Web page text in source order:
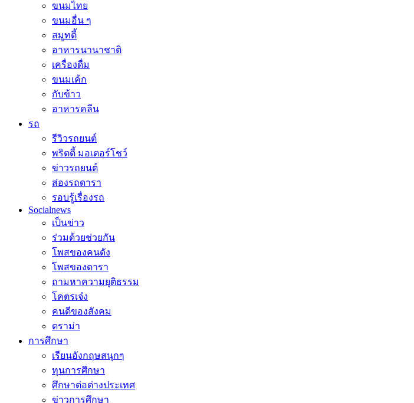
ขนมไทย
ขนมอื่น ๆ
สมูทตี้
อาหารนานาชาติ
เครื่องดื่ม
ขนมเค้ก
กับข้าว
อาหารคลีน
รถ
รีวิวรถยนต์
พริตตี้ มอเตอร์โชว์
ข่าวรถยนต์
ส่องรถดารา
รอบรู้เรื่องรถ
Socialnews
เป็นข่าว
ร่วมด้วยช่วยกัน
โพสของคนดัง
โพสของดารา
ถามหาความยุติธรรม
โคตรเจ๋ง
คนดีของสังคม
ดราม่า
การศึกษา
เรียนอังกฤษสนุกๆ
ทุนการศึกษา
ศึกษาต่อต่างประเทศ
ข่าวการศึกษา